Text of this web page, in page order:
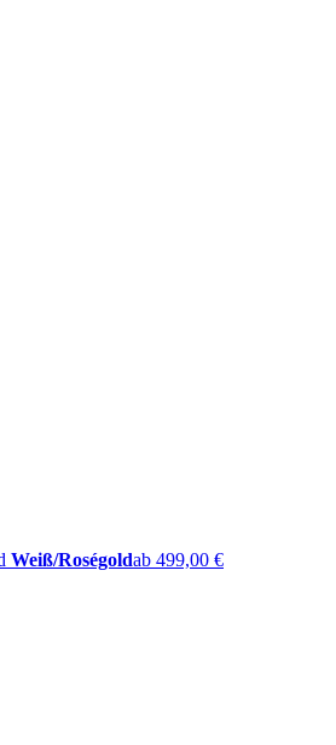
Weiß/Roségoldab 499,00 €